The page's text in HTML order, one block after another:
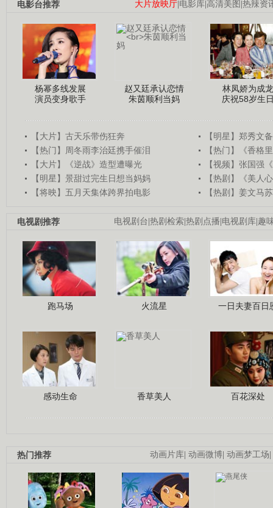
大片放映厅 电影库 高清美图 热辣资
电影台推荐
杨幂多线发展
演员变身歌手
赵又廷承认恋情
朱茵顺利当妈
林凤娇为成龙
庆祝58岁生
【大片】古天乐带伤狂奔
【明星】郑秀文
【热门】周冬雨李治廷携手催泪
【热门】《香格
【大片】《逆战》造型遭曝光
【视频】张国强
【明星】景甜过完生日想当妈妈
【热剧】《美人
【将映】五月天集体跨界拍电影
【热剧】姜文马
电视剧台 热剧检索 热剧点播 电视剧库 趣
电视剧推荐
跑马场 火流星 一日夫妻百日
感动生命 香草美人 百花深处
动画片库 动画微博 动画梦工场
热门推荐